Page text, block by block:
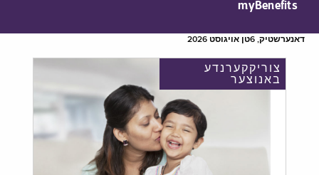
myBenefits
דאנערשטיק, 6טן אויגוסט 2026
צוריקקערנדע
באנוצער